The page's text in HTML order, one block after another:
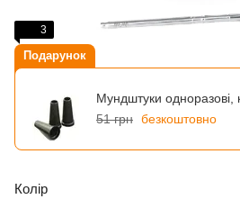
3
Подарунок
Мундштуки одноразові,
51 грн безкоштовно
Колір